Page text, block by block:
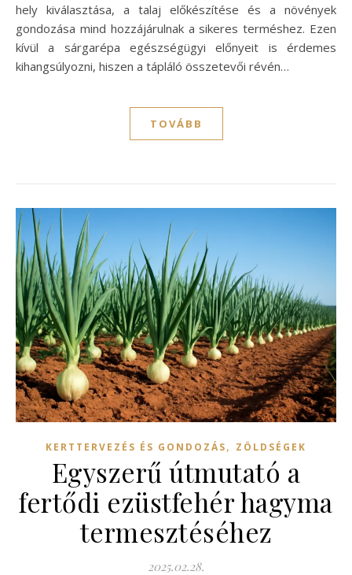
hely kiválasztása, a talaj előkészítése és a növények
gondozása mind hozzájárulnak a sikeres terméshez. Ezen
kívül a sárgarépa egészségügyi előnyeit is érdemes
kihangsúlyozni, hiszen a tápláló összetevői révén…
TOVÁBB
KERTTERVEZÉS ÉS GONDOZÁS, ZÖLDSÉGEK
Egyszerű útmutató a
fertődi ezüstfehér hagyma
termesztéséhez
2025.02.28.